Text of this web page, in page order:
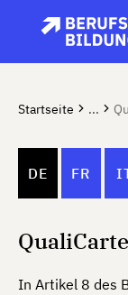
Startseite ...
DE FR
QualiCarte
In Artikel 8 des